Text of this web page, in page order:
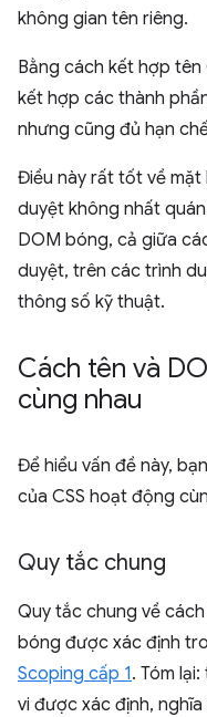
không gian tên riêng.
Bằng cách kết hợp tên
kết hợp các thành
nhưng cũng đủ hạn
Điều này rất tốt về
duyệt không nhất
DOM bóng, cả giữa
duyệt, trên các trình
thông số kỹ thuật.
Cách tên và
cùng nhau
Để hiểu vấn đề này,
của CSS hoạt động
Quy tắc chung
Quy tắc chung về
bóng được xác định
Scoping cấp 1. Tóm
vi được xác định,